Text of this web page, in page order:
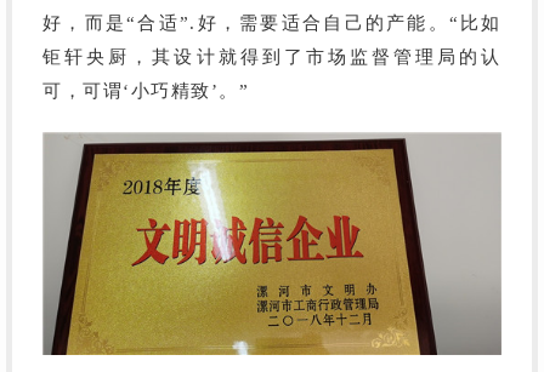
好，而是“合适”.好，需要适合自己的产能。“比如
钜轩央厨，其设计就得到了市场监督管理局的认
可，可谓‘小巧精致’。”